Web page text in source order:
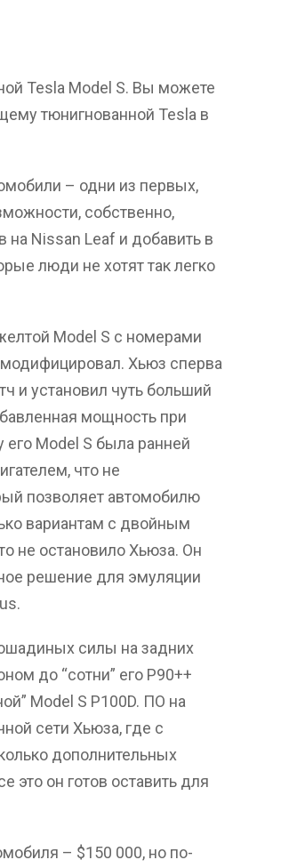
Tesla Model S. Вы можете
тюнигнованной Tesla в
– одни из первых,
собственно,
на Nissan Leaf и добавить в
люди не хотят так легко
Model S с номерами
Хьюз сперва
и установил чуть больший
мощность при
Model S была ранней
что не
позволяет автомобилю
вариантам с двойным
не остановило Хьюза. Он
решение для эмуляции
силы на задних
до “сотни” его P90++
Model S P100D. ПО на
сети Хьюза, где с
дополнительных
это он готов оставить для
– $150 000, но по-